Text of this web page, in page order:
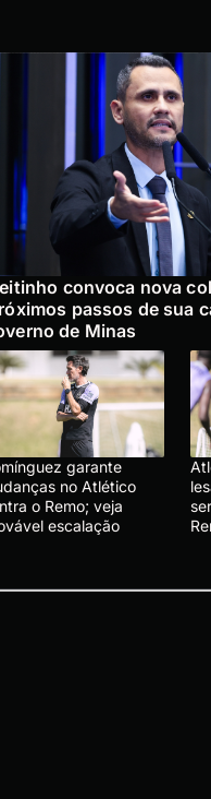
convoca nova
passos de sua
de Minas
garante
no Atlético
o Remo; veja
escalação